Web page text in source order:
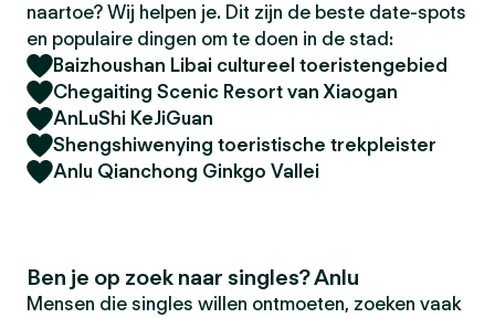
naartoe? Wij helpen je. Dit zijn de beste date-spots
en populaire dingen om te doen in de stad:
Baizhoushan Libai cultureel toeristengebied
Chegaiting Scenic Resort van Xiaogan
AnLuShi KeJiGuan
Shengshiwenying toeristische trekpleister
Anlu Qianchong Ginkgo Vallei
Ben je op zoek naar singles? Anlu
Mensen die singles willen ontmoeten, zoeken vaak